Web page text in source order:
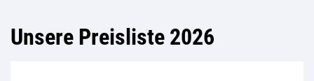
Unsere Preisliste 2026